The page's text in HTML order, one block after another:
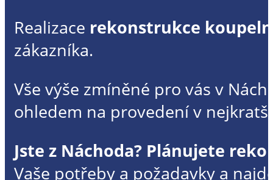
Realizace rekonstrukce
zákazníka.
Vše výše zmíněné pro vás v
ohledem na provedení v
Jste z Náchoda? Plánujete
Vaše potřeby a požadavky a